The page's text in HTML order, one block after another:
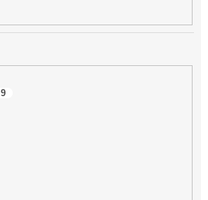
9